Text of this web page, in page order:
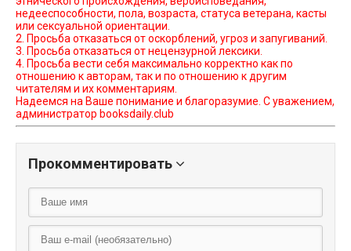
недееспособности, пола, возраста, статуса ветерана, касты
или сексуальной ориентации.
2. Просьба отказаться от оскорблений, угроз и запугиваний.
3. Просьба отказаться от нецензурной лексики.
4. Просьба вести себя максимально корректно как по
отношению к авторам, так и по отношению к другим
читателям и их комментариям.
Надеемся на Ваше понимание и благоразумие. С уважением,
администратор booksdaily.club
Прокомментировать